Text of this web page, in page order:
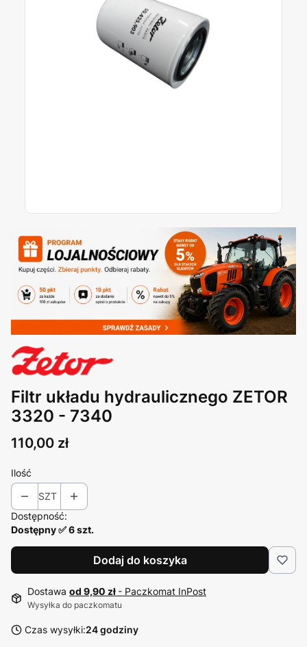
Filtr układu hydraulicznego ZETOR
3320 - 7340
Cena
110,00 zł
Ilość
SZT
Dostępność:
Dostępny ✅ 6 szt.
Dodaj do koszyka
Dostawa od 9,90 zł - Paczkomat InPost
Wysyłka do paczkomatu
Czas wysyłki:24 godziny